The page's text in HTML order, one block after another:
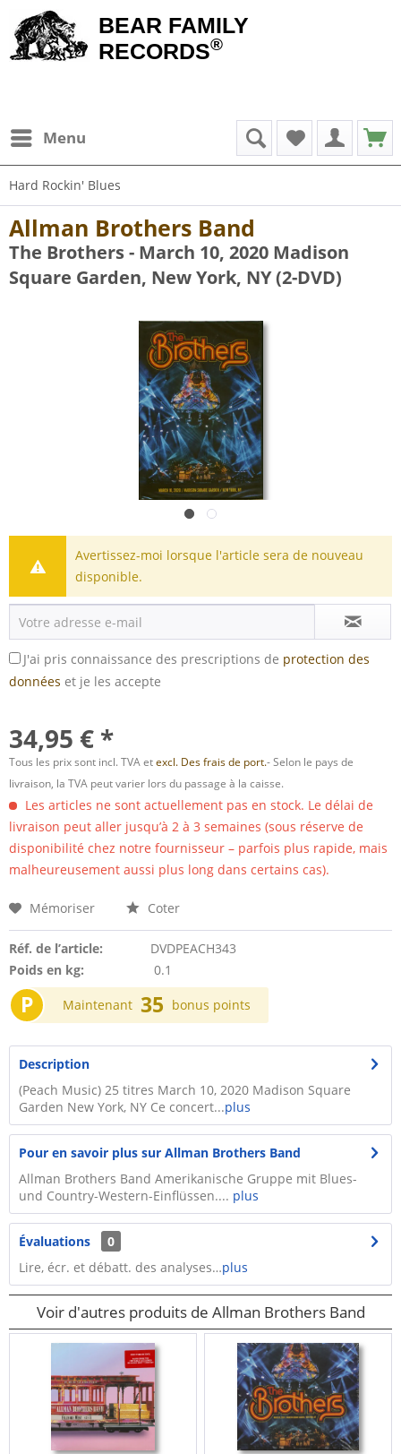
BEAR FAMILY
RECORDS®
Menu
Hard Rockin' Blues
Allman Brothers Band
The Brothers - March 10, 2020 Madison
Square Garden, New York, NY (2-DVD)
Avertissez-moi lorsque l'article sera de nouveau
disponible.
J'ai pris connaissance des prescriptions de protection des
données et je les accepte
34,95 € *
Tous les prix sont incl. TVA etexcl. Des frais de port.- Selon le pays de
livraison, la TVA peut varier lors du passage à la caisse.
Les articles ne sont actuellement pas en stock. Le délai de
livraison peut aller jusqu’à 2 à 3 semaines (sous réserve de
disponibilité chez notre fournisseur – parfois plus rapide, mais
malheureusement aussi plus long dans certains cas).
Mémoriser Coter
Réf. de l’article:
DVDPEACH343
Poids en kg:
0.1
P Maintenant 35 bonus points
Description
(Peach Music) 25 titres March 10, 2020 Madison Square
Garden New York, NY Ce concert...plus
Pour en savoir plus sur Allman Brothers Band
Allman Brothers Band Amerikanische Gruppe mit Blues-
und Country-Western-Einflüssen.... plus
Évaluations
0
Lire, écr. et débatt. des analyses…plus
Voir d'autres produits de Allman Brothers Band